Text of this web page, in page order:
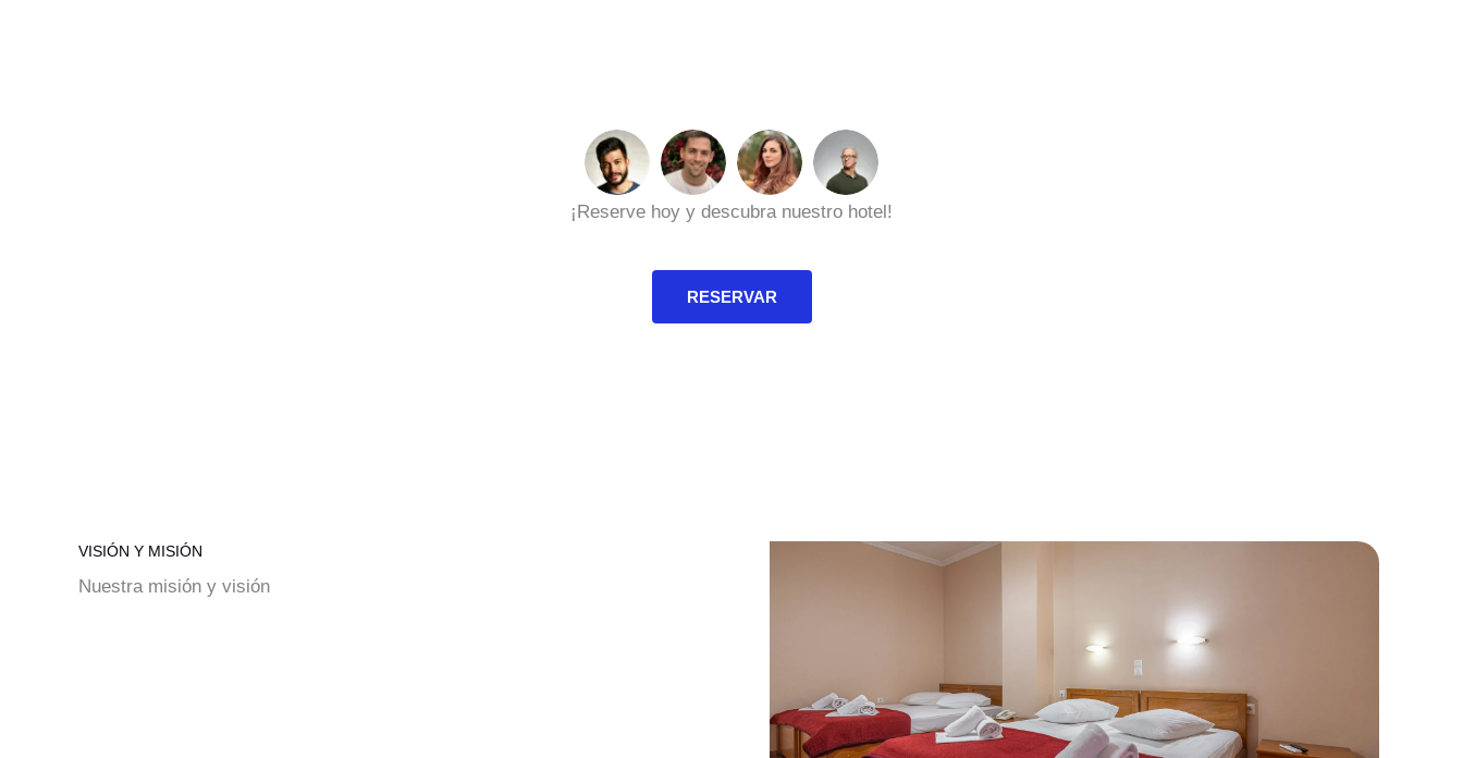
¡Reserve hoy y descubra nuestro hotel!
RESERVAR
VISIÓN Y MISIÓN
Nuestra misión y visión